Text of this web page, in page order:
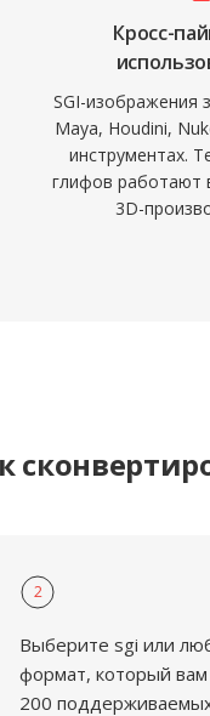
Кросс-
SGI-изображения
Maya, Houdini,
инструментах.
глифов работают
3D-
2
Выберите sgi или
формат, который
200